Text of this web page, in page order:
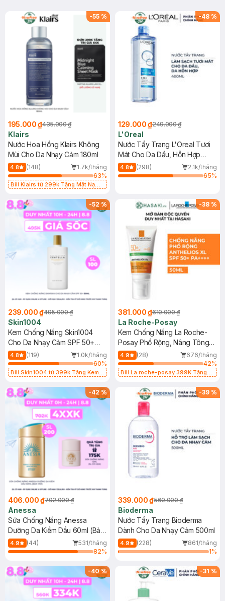
-55 %
195.000 ₫435.000 ₫
Klairs
Nước Hoa Hồng Klairs Không
Mùi Cho Da Nhạy Cảm 180ml
4.8 (148)
1.7k/tháng
63%
Bill Klairs từ 299k Tặng Mặt Nạ
25ml (SL Có Hạn)
-48 %
129.000 ₫249.000 ₫
L'Oreal
Nước Tẩy Trang L'Oreal Tươi
Mát Cho Da Dầu, Hỗn Hợp
400ml
4.8 (298)
2.1k/tháng
65%
-52%
239.000 ₫495.000 ₫
Skin1004
Kem Chống Nắng Skin1004
Cho Da Nhạy Cảm SPF 50+
50ml
4.8 (119)
1.0k/tháng
60%
Bill Skin1004 từ 399k Tặng Kem
SPF 50+ 20ml (SL Có Hạn)
-38 %
381.000 ₫610.000 ₫
La Roche-Posay
Kem Chống Nắng La Roche-
Posay Phổ Rộng, Nâng Tông
Kiềm Dầu 50ml
4.9 (28)
676/tháng
42%
Bill La roche-posay 399K Tặng
(SL có hạn)
-42%
406.000 ₫702.000 ₫
Anessa
Sữa Chống Nắng Anessa
Dưỡng Da Kiềm Dầu 60ml (Bản
Mới)
4.9 (44)
531/tháng
82%
-39 %
339.000 ₫560.000 ₫
Bioderma
Nước Tẩy Trang Bioderma
Dành Cho Da Nhạy Cảm 500ml
4.9 (228)
861/tháng
1%
-40% -31 %